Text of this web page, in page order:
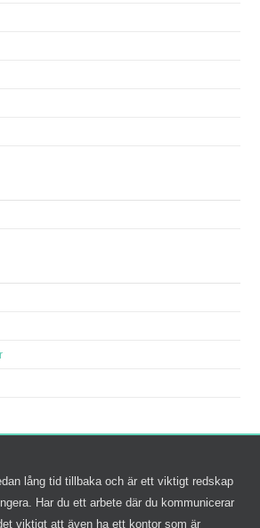
lång tid tillbaka och är ett viktigt redskap
Har du ett arbete där du kommunicerar
viktigt att även ha ett kontor som är